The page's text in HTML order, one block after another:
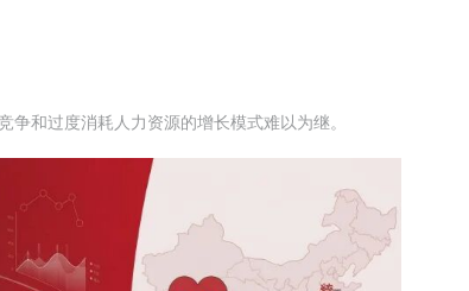
和过度消耗人力资源的增长模式难以为继。